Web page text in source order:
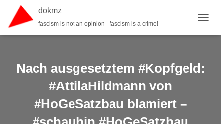
dokmz
fascism is not an opinion - fascism is a crime!
Nach ausgesetztem #Kopfgeld:
#AttilaHildmann von
#HoGeSatzbau blamiert –